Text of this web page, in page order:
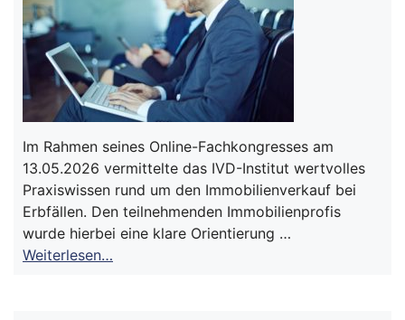
Im Rahmen seines Online-Fachkongresses am
13.05.2026 vermittelte das IVD-Institut wertvolles
Praxiswissen rund um den Immobilienverkauf bei
Erbfällen. Den teilnehmenden Immobilienprofis
wurde hierbei eine klare Orientierung …
Weiterlesen…